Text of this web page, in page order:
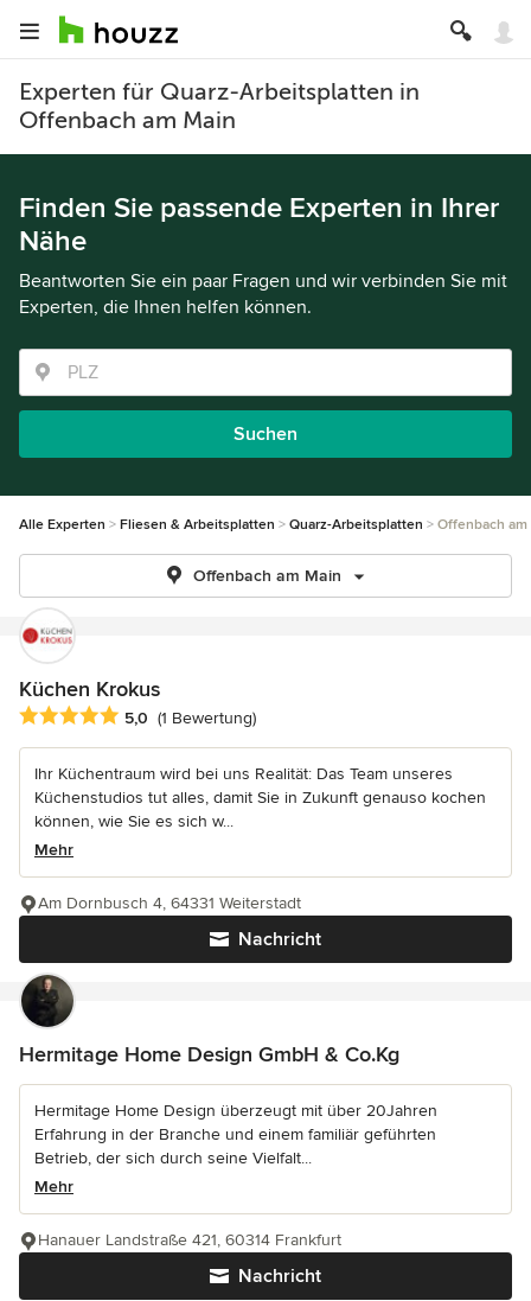
Experten für Quarz-Arbeitsplatten in
Offenbach am Main
Finden Sie passende Experten in Ihrer
Nähe
Beantworten Sie ein paar Fragen und wir verbinden Sie mit
Experten, die Ihnen helfen können.
Suchen
Alle Experten Fliesen & Arbeitsplatten Quarz-Arbeitsplatten Offenbach am
Offenbach am Main
Küchen Krokus
Durchschnittliche Bewertung: 5 von 5 Sternen
5,0 (1 Bewertung)
Ihr Küchentraum wird bei uns Realität: Das Team unseres
Küchenstudios tut alles, damit Sie in Zukunft genauso kochen
können, wie Sie es sich w...
Mehr
Nachricht
Am Dornbusch 4, 64331 Weiterstadt
Hermitage Home Design GmbH & Co.Kg
Hermitage Home Design überzeugt mit über 20Jahren
Erfahrung in der Branche und einem familiär geführten
Betrieb, der sich durch seine Vielfalt...
Mehr
Nachricht
Hanauer Landstraße 421, 60314 Frankfurt